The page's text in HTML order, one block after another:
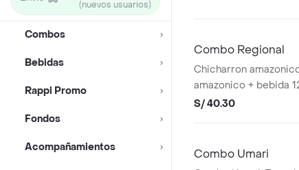
(nuevos usuarios)
Combos
Bebidas
Rappi Promo
Fondos
Acompañamientos
Combo Regional
Chicharron
amazonico + bebida
S/ 40.30
Combo Umari